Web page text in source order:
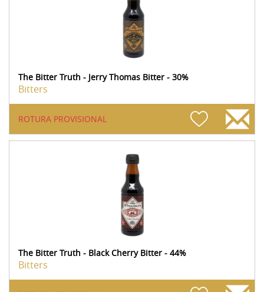
The Bitter Truth - Jerry Thomas Bitter - 30%
Bitters
ROTURA PROVISIONAL
The Bitter Truth - Black Cherry Bitter - 44%
Bitters